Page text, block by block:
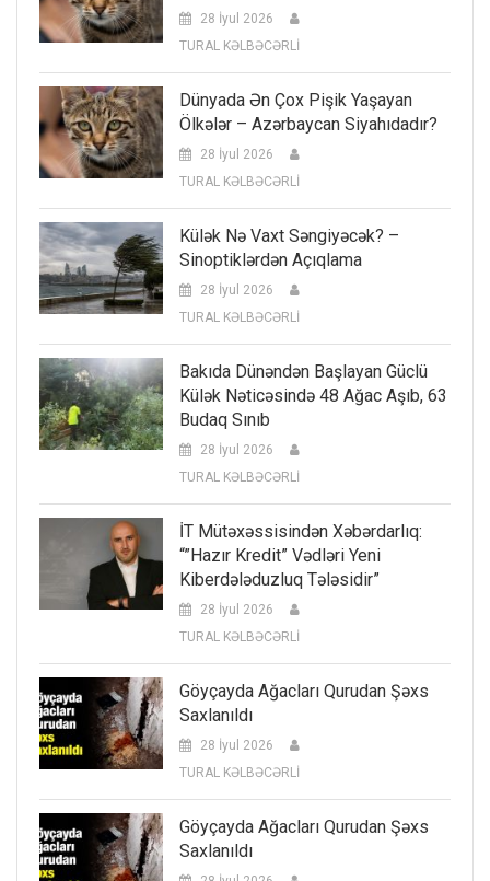
28 İyul 2026
TURAL KƏLBƏCƏRLİ
Dünyada Ən Çox Pişik Yaşayan
Ölkələr – Azərbaycan Siyahıdadır?
28 İyul 2026
TURAL KƏLBƏCƏRLİ
Külək Nə Vaxt Səngiyəcək? –
Sinoptiklərdən Açıqlama
28 İyul 2026
TURAL KƏLBƏCƏRLİ
Bakıda Dünəndən Başlayan Güclü
Külək Nəticəsində 48 Ağac Aşıb, 63
Budaq Sınıb
28 İyul 2026
TURAL KƏLBƏCƏRLİ
İT Mütəxəssisindən Xəbərdarlıq:
“”Hazır Kredit” Vədləri Yeni
Kiberdələduzluq Tələsidir”
28 İyul 2026
TURAL KƏLBƏCƏRLİ
Göyçayda Ağacları Qurudan Şəxs
Saxlanıldı
28 İyul 2026
TURAL KƏLBƏCƏRLİ
Göyçayda Ağacları Qurudan Şəxs
Saxlanıldı